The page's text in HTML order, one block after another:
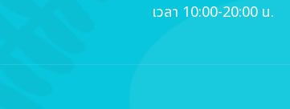
เวลา 10:00-20:00 น.